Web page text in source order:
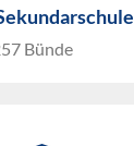
Bünde